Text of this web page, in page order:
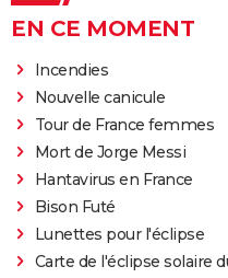
EN CE MOMENT
Incendies
Nouvelle canicule
Tour de France femmes
Mort de Jorge Messi
Hantavirus en France
Bison Futé
Lunettes pour l'éclipse
Carte de l'éclipse solaire